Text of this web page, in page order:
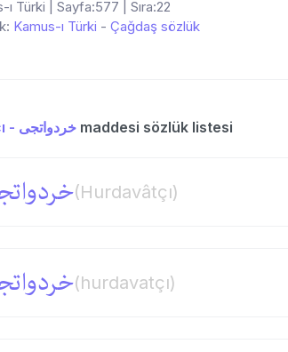
ı Türki | Sayfa:577 | Sıra:22
Kamus-ı Türki - Çağdaş sözlük
Hurdavâtçı - خردواتجی maddesi sözlük listesi
(Hurdavâtçı)
(hurdavatçı)